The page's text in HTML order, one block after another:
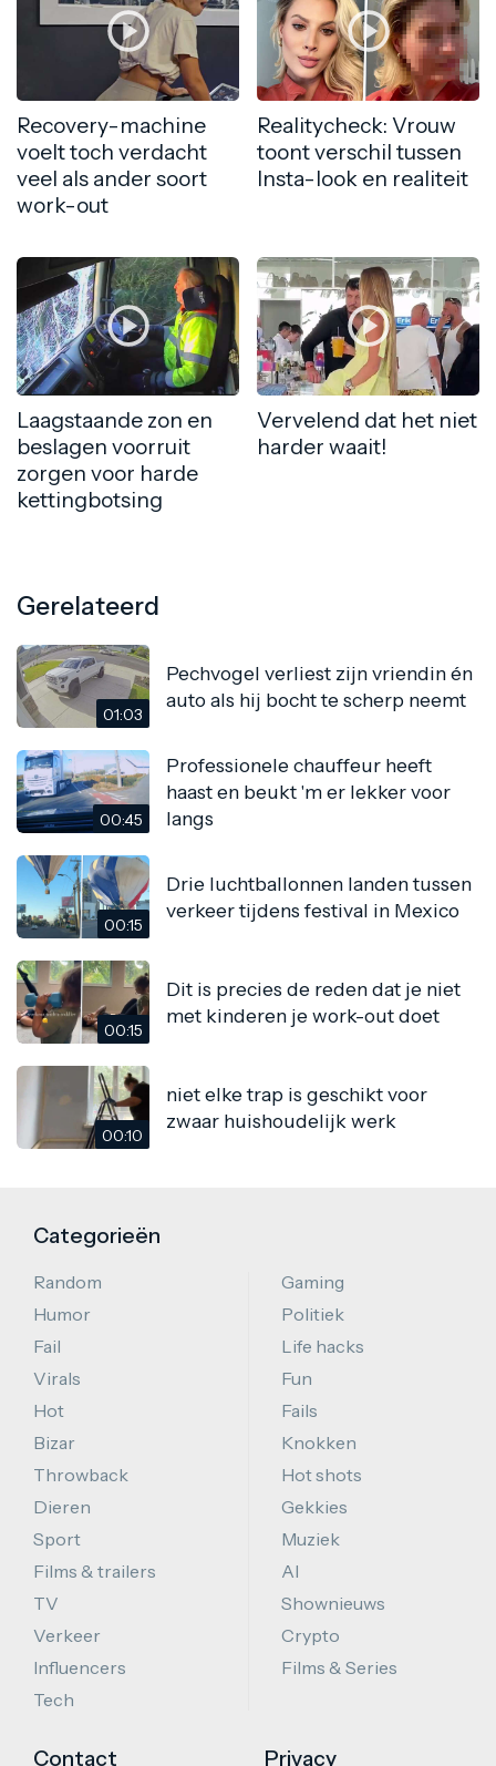
Recovery-machine
voelt toch verdacht
veel als ander soort
work-out
Realitycheck: Vrouw
toont verschil tussen
Insta-look en realiteit
Laagstaande zon en
beslagen voorruit
zorgen voor harde
kettingbotsing
Vervelend dat het niet
harder waait!
Gerelateerd
01:03
Pechvogel verliest zijn vriendin én
auto als hij bocht te scherp neemt
00:45
Professionele chauffeur heeft
haast en beukt 'm er lekker voor
langs
00:15
Drie luchtballonnen landen tussen
verkeer tijdens festival in Mexico
00:15
Dit is precies de reden dat je niet
met kinderen je work-out doet
00:10
niet elke trap is geschikt voor
zwaar huishoudelijk werk
Categorieën
Random
Humor
Fail
Virals
Hot
Bizar
Throwback
Dieren
Sport
Films & trailers
TV
Verkeer
Influencers
Tech
Gaming
Politiek
Life hacks
Fun
Fails
Knokken
Hot shots
Gekkies
Muziek
AI
Shownieuws
Crypto
Films & Series
Contact Privacy